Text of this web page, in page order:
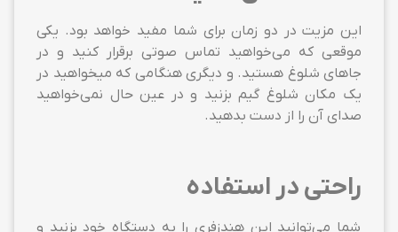
این مزیت در دو زمان برای شما مفید خواهد بود. یکی
موقعی که می‌خواهید تماس صوتی برقرار کنید و در
جاهای شلوغ هستید. و دیگری هنگامی که میخواهید در
یک مکان شلوغ گیم بزنید و در عین حال نمی‌خواهید
صدای آن را از دست بدهید.
راحتی در استفاده
شما می‌توانید این هندزفری را به دستگاه خود بزنید و